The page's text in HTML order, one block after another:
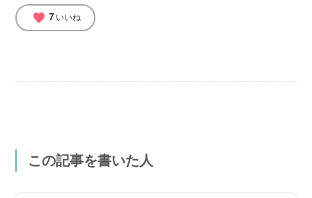
favorite 7 いいね
この記事を書いた人